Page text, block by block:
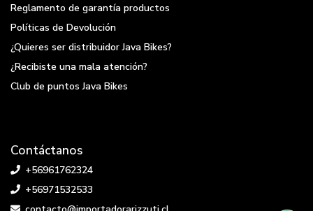
Reglamento de garantía productos
Políticas de Devolución
¿Quieres ser distribuidor Java Bikes?
¿Recibiste una mala atención?
Club de puntos Java Bikes
Contáctanos
+56961762324
+56971532533